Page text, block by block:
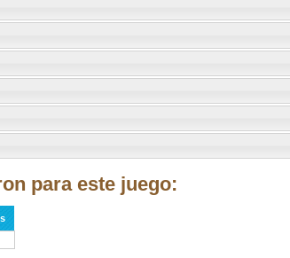
para este juego: